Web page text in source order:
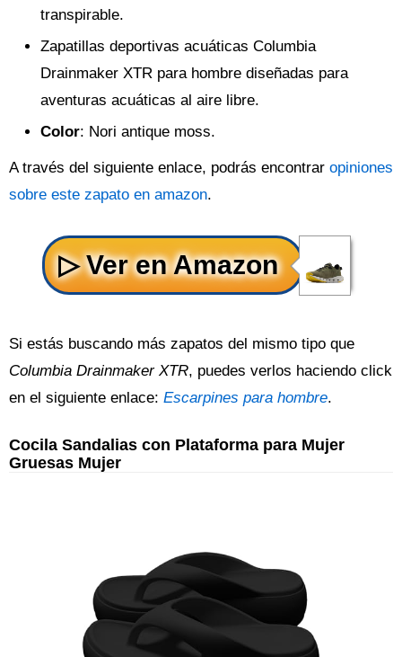
transpirable.
Zapatillas deportivas acuáticas Columbia
Drainmaker XTR para hombre diseñadas para
aventuras acuáticas al aire libre.
Color: Nori antique moss.
A través del siguiente enlace, podrás encontrar opiniones
sobre este zapato en amazon.
Si estás buscando más zapatos del mismo tipo que
Columbia Drainmaker XTR, puedes verlos haciendo click
en el siguiente enlace: Escarpines para hombre.
Cocila Sandalias con Plataforma para Mujer
Gruesas Mujer